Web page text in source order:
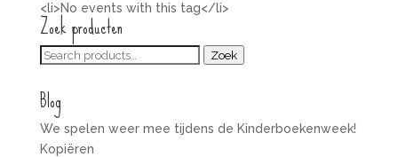
<li>No events with this tag</li>
Zoek producten
Zoeken
Zoek
Blog
We spelen weer mee tijdens de Kinderboekenweek!
Kopiëren